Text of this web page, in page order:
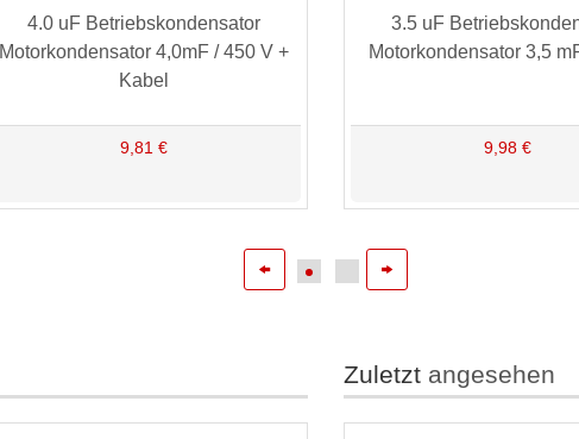
4.0 uF Betriebskondensator
Motorkondensator 4,0mF / 450 V +
Kabel
9,81 €
3.5 uF
Motorkondensator 3,5
9,98 €
Zuletzt angesehen